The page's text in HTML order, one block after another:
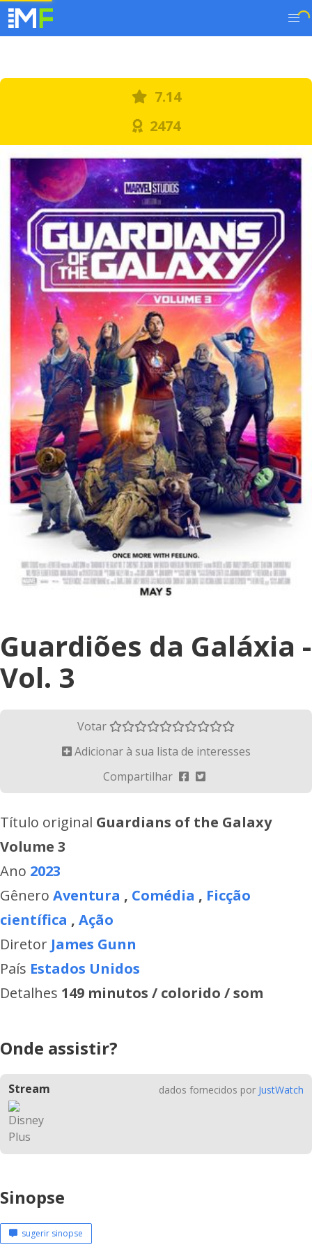
7.14
2474
Guardiões da Galáxia -
Vol. 3
Votar
Adicionar à sua lista de interesses
Compartilhar
Título original Guardians of the Galaxy
Volume 3
Ano 2023
Gênero Aventura , Comédia , Ficção
científica , Ação
Diretor James Gunn
País Estados Unidos
Detalhes 149 minutos / colorido / som
Onde assistir?
Stream dados fornecidos por JustWatch
Sinopse
sugerir sinopse